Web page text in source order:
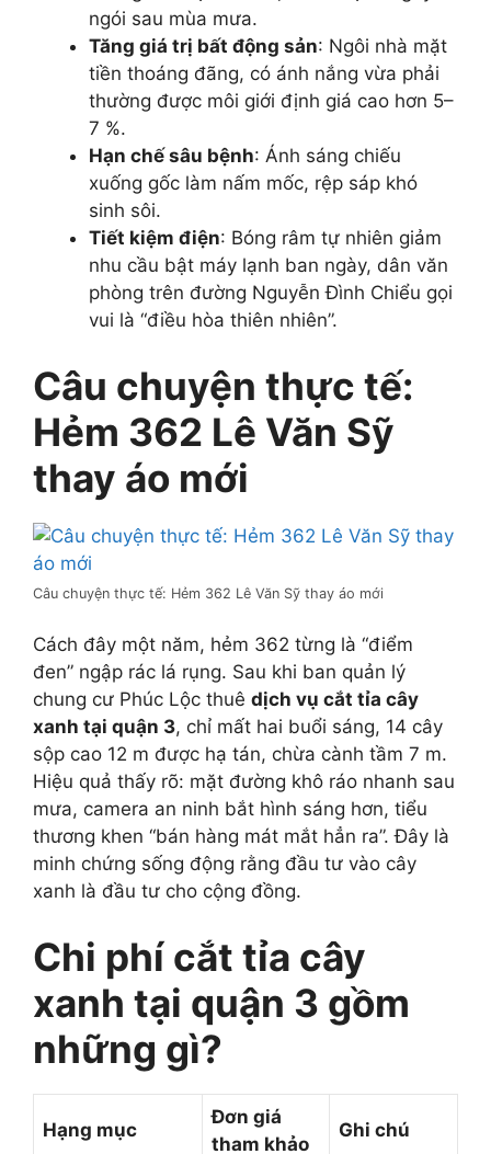
ngói sau mùa mưa.
Tăng giá trị bất động sản: Ngôi nhà mặt
tiền thoáng đãng, có ánh nắng vừa phải
thường được môi giới định giá cao hơn 5–
7 %.
Hạn chế sâu bệnh: Ánh sáng chiếu
xuống gốc làm nấm mốc, rệp sáp khó
sinh sôi.
Tiết kiệm điện: Bóng râm tự nhiên giảm
nhu cầu bật máy lạnh ban ngày, dân văn
phòng trên đường Nguyễn Đình Chiểu gọi
vui là “điều hòa thiên nhiên”.
Câu chuyện thực tế:
Hẻm 362 Lê Văn Sỹ
thay áo mới
Câu chuyện thực tế: Hẻm 362 Lê Văn Sỹ thay áo mới
Cách đây một năm, hẻm 362 từng là “điểm
đen” ngập rác lá rụng. Sau khi ban quản lý
chung cư Phúc Lộc thuê dịch vụ cắt tỉa cây
xanh tại quận 3, chỉ mất hai buổi sáng, 14 cây
sộp cao 12 m được hạ tán, chừa cành tầm 7 m.
Hiệu quả thấy rõ: mặt đường khô ráo nhanh sau
mưa, camera an ninh bắt hình sáng hơn, tiểu
thương khen “bán hàng mát mắt hẳn ra”. Đây là
minh chứng sống động rằng đầu tư vào cây
xanh là đầu tư cho cộng đồng.
Chi phí cắt tỉa cây
xanh tại quận 3 gồm
những gì?
Hạng mục
Đơn giá
tham khảo
Ghi chú